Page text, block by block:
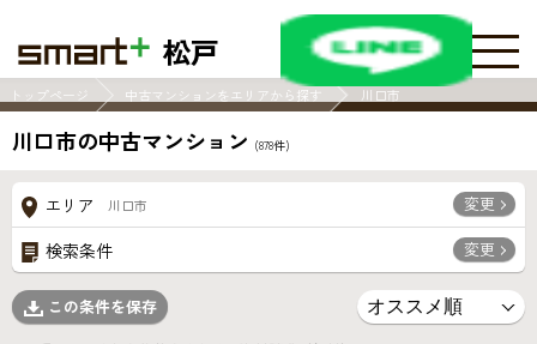
松戸
トップページ 中古マンションをエリアから探す 川口市
川口市の中古マンション (878件)
エリア 川口市 変更
検索条件 変更
この条件を保存